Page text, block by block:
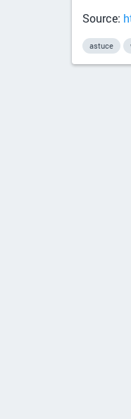
Source:
astuce